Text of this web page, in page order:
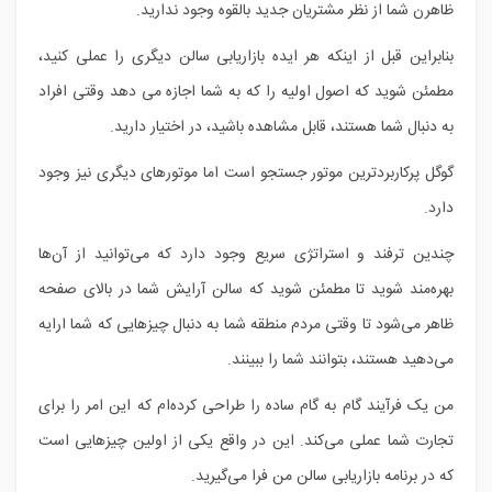
ظاهرن شما از نظر مشتریان جدید بالقوه وجود ندارید.
بنابراین قبل از اینکه هر ایده بازاریابی سالن دیگری را عملی کنید،
مطمئن شوید که اصول اولیه را که به شما اجازه می دهد وقتی افراد
به دنبال شما هستند، قابل مشاهده باشید، در اختیار دارید.
گوگل پرکاربردترین موتور جستجو است اما موتورهای دیگری نیز وجود
دارد.
چندین ترفند و استراتژی سریع وجود دارد که می‌توانید از آن‌ها
بهره‌مند شوید تا مطمئن شوید که سالن آرایش شما در بالای صفحه
ظاهر می‌شود تا وقتی مردم منطقه شما به دنبال چیزهایی که شما ارایه
می‌دهید هستند، بتوانند شما را ببینند.
من یک فرآیند گام به گام ساده را طراحی کرده‌ام که این امر را برای
تجارت شما عملی می‌کند. این در واقع یکی از اولین چیزهایی است
که در برنامه بازاریابی سالن من فرا می‌گیرید.